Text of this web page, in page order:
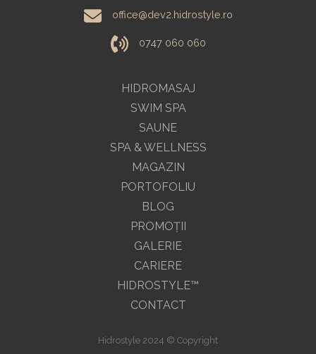
HIDROMASAJ
SWIM SPA
SAUNE
SPA & WELLNESS
MAGAZIN
office@dev2.hidrostyle.ro
0747 060 060
PORTOFOLIU
BLOG
PROMOŢII
GALERIE
CARIERE
HIDROSTYLE™
CONTACT
Hidrostyle 2024 © Copyright